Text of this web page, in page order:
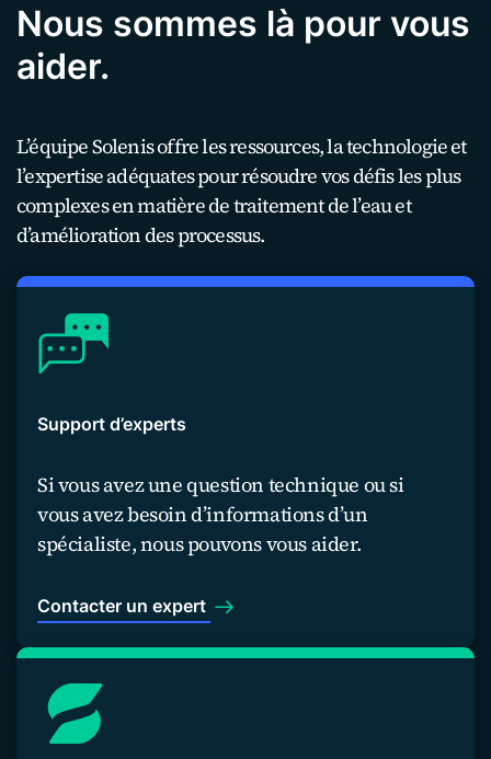
Nous sommes là pour vous
aider.
L’équipe Solenis offre les ressources, la technologie et
l’expertise adéquates pour résoudre vos défis les plus
complexes en matière de traitement de l’eau et
d’amélioration des processus.
Support d’experts
Si vous avez une question technique ou si
vous avez besoin d’informations d’un
spécialiste, nous pouvons vous aider.
Contacter un expert